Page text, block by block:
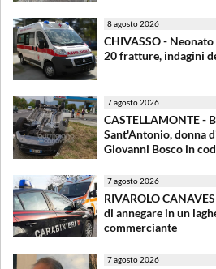
8 agosto 2026
CHIVASSO -
20 fratture, indagini
7 agosto 2026
CASTELLAMONTE -
Sant'Antonio, donna
Giovanni Bosco in
7 agosto 2026
RIVAROLO
di annegare in un
commerciante
7 agosto 2026